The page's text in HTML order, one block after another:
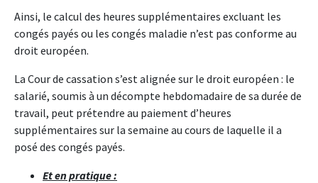
Ainsi, le calcul des heures supplémentaires excluant les
congés payés ou les congés maladie n’est pas conforme au
droit européen.
La Cour de cassation s’est alignée sur le droit européen : le
salarié, soumis à un décompte hebdomadaire de sa durée de
travail, peut prétendre au paiement d’heures
supplémentaires sur la semaine au cours de laquelle il a
posé des congés payés.
Et en pratique :